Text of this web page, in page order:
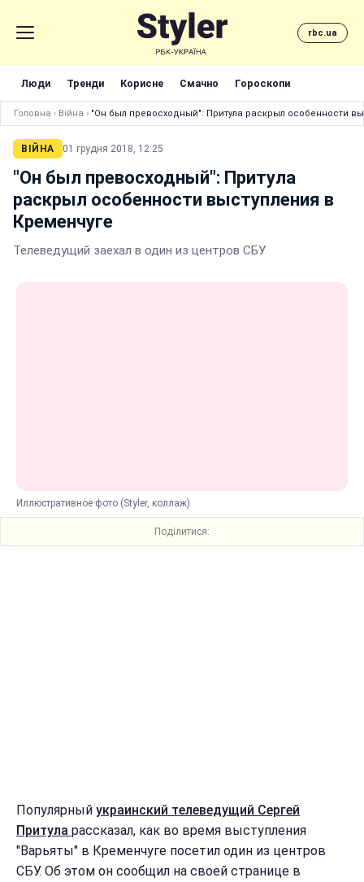
rbc.ua
Люди Тренди Корисне Смачно Гороскопи
Головна › Війна › "Он был превосходный": Притула раскрыл особенности
ВІЙНА 01 грудня 2018, 12:25
"Он был превосходный": Притула
раскрыл особенности выступления в
Кременчуге
Телеведущий заехал в один из центров СБУ
Иллюстративное фото (Styler, коллаж)
Поділитися:
Популярный украинский телеведущий Сергей
Притула рассказал, как во время выступления
"Варьяты" в Кременчуге посетил один из центров
СБУ. Об этом он сообщил на своей странице в